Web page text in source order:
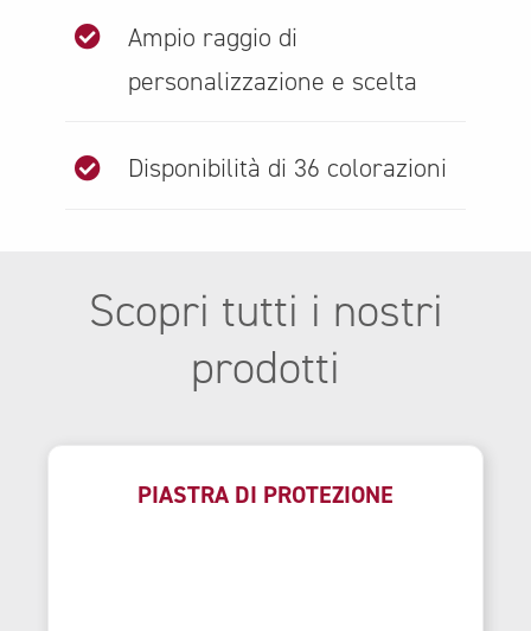
Ampio raggio di
personalizzazione e scelta
Disponibilità di 36 colorazioni
Scopri tutti i nostri
prodotti
PIASTRA DI PROTEZIONE